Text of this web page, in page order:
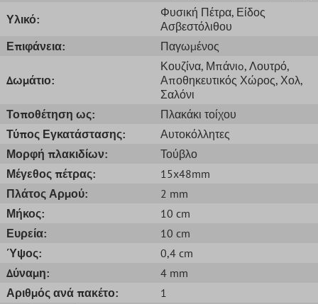
Υλικό:
Φυσική Πέτρα, Είδος
Ασβεστόλιθου
Επιφάνεια:
Παγωμένος
Δωμάτιο:
Κουζίνα, Μπάνιo, Λουτρό,
Αποθηκευτικός Χώρος, Χολ,
Σαλόνι
Τοποθέτηση ως:
Πλακάκι τοίχου
Τύπος Εγκατάστασης:
Αυτοκόλλητες
Μορφή πλακιδίων:
Τούβλο
Μέγεθος πέτρας:
15x48mm
Πλάτος Αρμού:
2 mm
Μήκος:
10 cm
Ευρεία:
10 cm
Ύψος:
0,4 cm
Δύναμη:
4 mm
Αριθμός ανά πακέτο:
1